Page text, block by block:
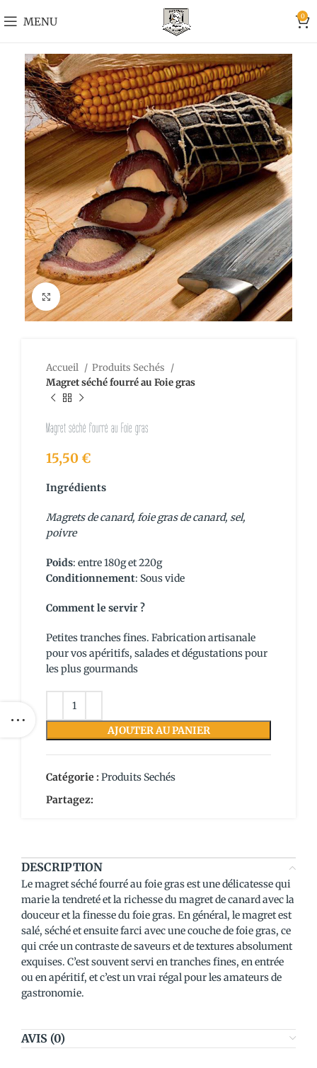
MENU 0
Cliquer pour agrandir
Accueil
Produits Sechés
Magret séché fourré au Foie gras
Magret séché fourré au Foie gras
15,50 €
Ingrédients
Magrets de canard, foie gras de canard, sel,
poivre
Poids: entre 180g et 220g
Conditionnement: Sous vide
Comment le servir ?
Petites tranches fines. Fabrication artisanale
pour vos apéritifs, salades et dégustations pour
les plus gourmands
AJOUTER AU PANIER
Catégorie :Produits Sechés
Partagez:
DESCRIPTION
Le magret séché fourré au foie gras est une délicatesse qui
marie la tendreté et la richesse du magret de canard avec la
douceur et la finesse du foie gras. En général, le magret est
salé, séché et ensuite farci avec une couche de foie gras, ce
qui crée un contraste de saveurs et de textures absolument
exquises. C’est souvent servi en tranches fines, en entrée
ou en apéritif, et c’est un vrai régal pour les amateurs de
gastronomie.
AVIS (0)